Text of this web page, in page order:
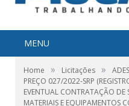
MENU
Home » Licitações »
PREÇO 027/2022-SRP
EVENTUAL CONTRATAÇÃO DE
MATERIAIS E EQUIPAMENTOS